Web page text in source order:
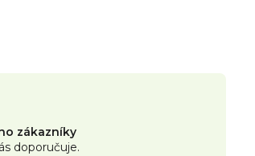
zákazníky
doporučuje.